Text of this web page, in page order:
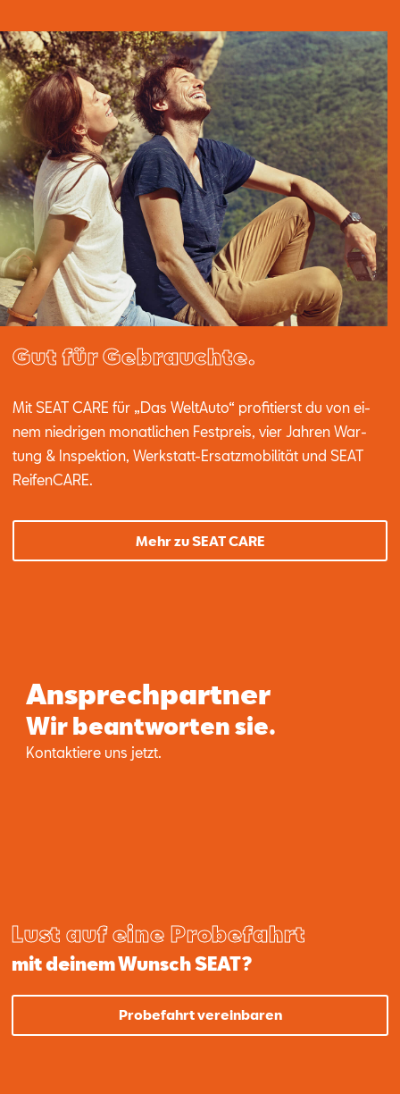
Gut für Gebrauchte.
Mit SEAT CARE für „Das Welt­Au­to“ pro­fi­tierst du von ei­
nem nied­ri­gen mo­nat­li­chen Fest­preis, vier Jah­ren War­
tung & In­spek­ti­on, Werk­statt-Er­satz­mo­bi­li­tät und SEAT
Rei­fen­CA­RE.
Mehr zu SEAT CARE
Ansprechpartner
Wir beantworten sie.
Kon­tak­tie­re uns jetzt.
Lust auf eine Probefahrt
mit deinem Wunsch SEAT?
Probefahrt vereinbaren